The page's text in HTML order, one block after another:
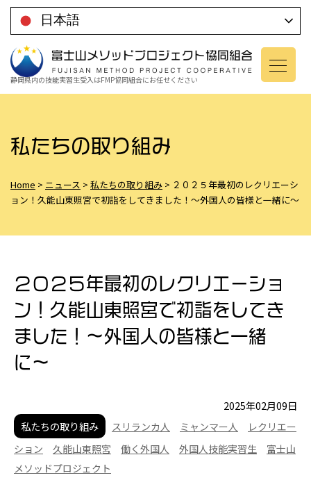
静岡県内の技能実習生受入はFMP協同組合にお任せください
私たちの取り組み
Home > ニュース > 私たちの取り組み > ２０２５年最初のレクリエーシ
ョン！久能山東照宮で初詣をしてきました！～外国人の皆様と一緒に〜
２０２５年最初のレクリエーショ
ン！久能山東照宮で初詣をしてき
ました！～外国人の皆様と一緒
に〜
2025年02月09日
私たちの取り組み
スリランカ人 ミャンマー人
レクリエー
ション
久能山東照宮 働く外国人 外国人技能実習生
富士山
メソッドプロジェクト
日本語